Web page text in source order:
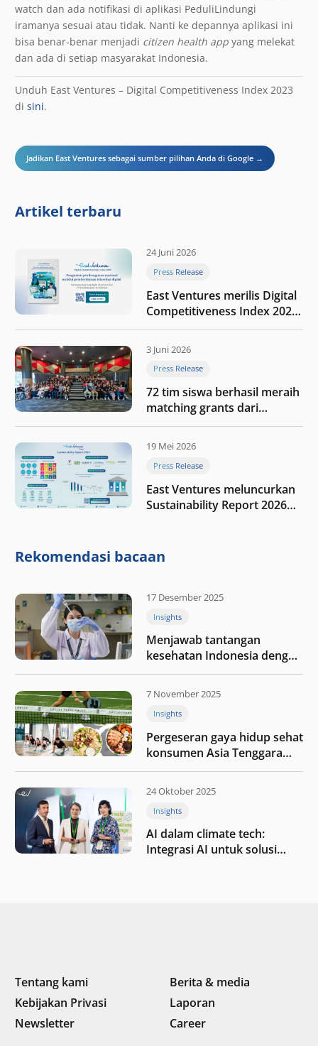
watch dan ada notifikasi di aplikasi PeduliLindungi
iramanya sesuai atau tidak. Nanti ke depannya aplikasi ini
bisa benar-benar menjadi citizen health app yang melekat
dan ada di setiap masyarakat Indonesia.
Unduh East Ventures – Digital Competitiveness Index 2023
di sini.
Jadikan East Ventures sebagai sumber pilihan Anda di Google →
Artikel terbaru
24 Juni 2026
Press Release
East Ventures merilis Digital
Competitiveness Index 2026,
menyoroti fase transformasi
digital Indonesia selanjutnya
3 Juni 2026
Press Release
72 tim siswa berhasil meraih
matching grants dari
program My First $1000
19 Mei 2026
Press Release
East Ventures meluncurkan
Sustainability Report 2026
nilai melalui kedisiplinan”
Rekomendasi bacaan
17 Desember 2025
Insights
Menjawab tantangan
kesehatan Indonesia dengan
berinvestasi di teknologi
kesehatan
7 November 2025
Insights
Pergeseran gaya hidup sehat
konsumen Asia Tenggara
pada tahun 2025
24 Oktober 2025
Insights
AI dalam climate tech:
Integrasi AI untuk solusi
Tentang kami
Berita & media
Kebijakan Privasi
Laporan
Newsletter
Career